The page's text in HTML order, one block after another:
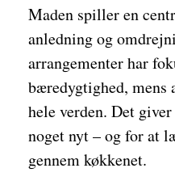
Maden spiller en
anledning og
arrangementer har
bæredygtighed, mens
hele verden. Det
noget nyt – og for at
gennem køkkenet.